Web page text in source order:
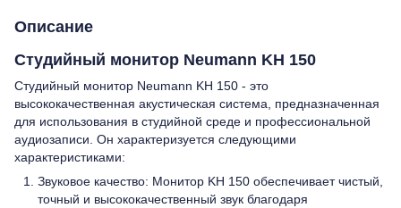
Описание
Студийный монитор Neumann KH 150
Студийный монитор Neumann KH 150 - это
высококачественная акустическая система, предназначенная
для использования в студийной среде и профессиональной
аудиозаписи. Он характеризуется следующими
характеристиками:
Звуковое качество: Монитор KH 150 обеспечивает чистый,
точный и высококачественный звук благодаря